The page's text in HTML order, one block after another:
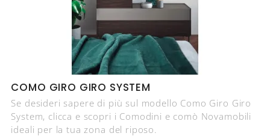
COMO GIRO GIRO SYSTEM
Se desideri sapere di più sul modello Como Giro Giro
System, clicca e scopri i Comodini e comò Novamobili
ideali per la tua zona del riposo.